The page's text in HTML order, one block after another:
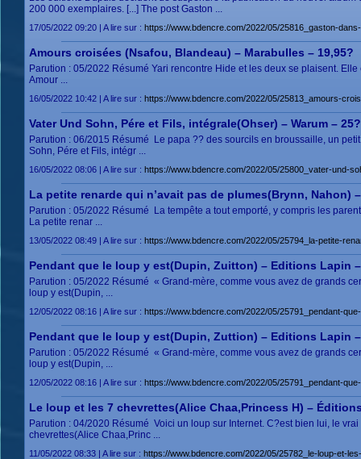
200 000 exemplaires. [...] The post Gaston ...
17/05/2022 09:20 | A lire sur : https://www.bdencre.com/2022/05/25816_gaston-
Amours croisées (Nsafou, Blandeau) – Marabulles – 19,95?
Parution : 05/2022 Résumé Yari rencontre Hide et les deux se plaisent.
Amour ...
16/05/2022 10:42 | A lire sur : https://www.bdencre.com/2022/05/25813_amours-
Vater Und Sohn, Pére et Fils, intégrale(Ohser) – Warum – 25?
Parution : 06/2015 Résumé Le papa ?? des sourcils en broussaille, un
Sohn, Pére et Fils, intégr ...
16/05/2022 08:06 | A lire sur : https://www.bdencre.com/2022/05/25800_vater-und-
La petite renarde qui n’avait pas de plumes(Brynn, Nahon)
Parution : 05/2022 Résumé La tempête a tout emporté, y compris les
La petite renar ...
13/05/2022 08:49 | A lire sur : https://www.bdencre.com/2022/05/25794_la-petite-
Pendant que le loup y est(Dupin, Zuitton) – Editions Lapin
Parution : 05/2022 Résumé « Grand-mère, comme vous avez de grands
loup y est(Dupin, ...
12/05/2022 08:16 | A lire sur : https://www.bdencre.com/2022/05/25791_pendant-
Pendant que le loup y est(Dupin, Zuttion) – Editions Lapin
Parution : 05/2022 Résumé « Grand-mère, comme vous avez de grands
loup y est(Dupin, ...
12/05/2022 08:16 | A lire sur : https://www.bdencre.com/2022/05/25791_pendant-
Le loup et les 7 chevrettes(Alice Chaa,Princess H) –
Parution : 04/2020 Résumé Voici un loup sur Internet. C?est bien lui, le
chevrettes(Alice Chaa,Princ ...
11/05/2022 08:33 | A lire sur : https://www.bdencre.com/2022/05/25782_le-loup-et-